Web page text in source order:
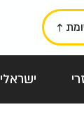
↑
ישראלי